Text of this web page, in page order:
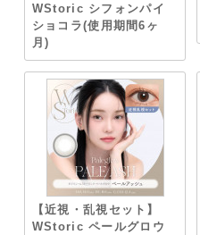
WStoric シフォンパイ
ショコラ(使用期間6ヶ
月)
【近視・乱視セット】
WStoric ペールグロウ